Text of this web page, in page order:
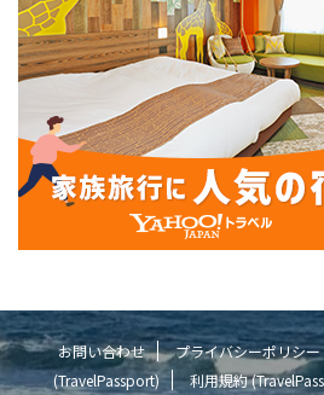
お問い合わせ プライバシーポリシー
(TravelPassport)
利用規約